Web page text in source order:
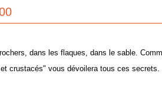
dans les flaques, dans le sable.
crustacés" vous dévoilera tous ces secrets.